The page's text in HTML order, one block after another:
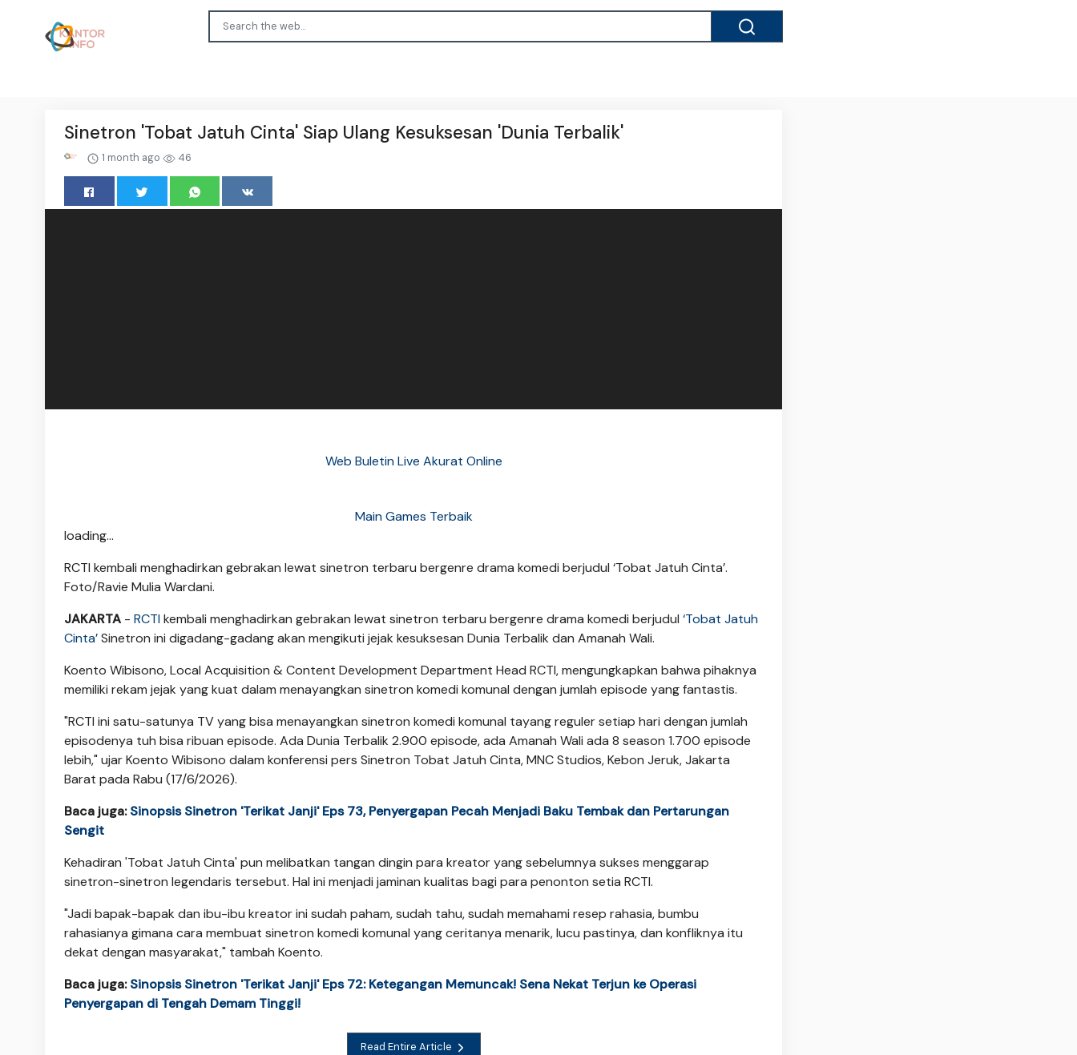
Sinetron 'Tobat Jatuh Cinta' Siap Ulang Kesuksesan 'Dunia Terbalik'
1 month ago 46
Web Buletin Live Akurat Online
Main Games Terbaik
loading...
RCTI kembali menghadirkan gebrakan lewat sinetron terbaru bergenre drama komedi berjudul ‘Tobat Jatuh Cinta’.
Foto/Ravie Mulia Wardani.
JAKARTA - RCTIkembali menghadirkan gebrakan lewat sinetron terbaru bergenre drama komedi berjudul ‘Tobat Jatuh
Cinta’Sinetron ini digadang-gadang akan mengikuti jejak kesuksesan Dunia Terbalik dan Amanah Wali.
Koento Wibisono, Local Acquisition & Content Development Department Head RCTI, mengungkapkan bahwa pihaknya
memiliki rekam jejak yang kuat dalam menayangkan sinetron komedi komunal dengan jumlah episode yang fantastis.
"RCTI ini satu-satunya TV yang bisa menayangkan sinetron komedi komunal tayang reguler setiap hari dengan jumlah
episodenya tuh bisa ribuan episode. Ada Dunia Terbalik 2.900 episode, ada Amanah Wali ada 8 season 1.700 episode
lebih," ujar Koento Wibisono dalam konferensi pers Sinetron Tobat Jatuh Cinta, MNC Studios, Kebon Jeruk, Jakarta
Barat pada Rabu (17/6/2026).
Baca juga:Sinopsis Sinetron 'Terikat Janji' Eps 73, Penyergapan Pecah Menjadi Baku Tembak dan Pertarungan
Sengit
Kehadiran 'Tobat Jatuh Cinta' pun melibatkan tangan dingin para kreator yang sebelumnya sukses menggarap
sinetron-sinetron legendaris tersebut. Hal ini menjadi jaminan kualitas bagi para penonton setia RCTI.
"Jadi bapak-bapak dan ibu-ibu kreator ini sudah paham, sudah tahu, sudah memahami resep rahasia, bumbu
rahasianya gimana cara membuat sinetron komedi komunal yang ceritanya menarik, lucu pastinya, dan konfliknya itu
dekat dengan masyarakat," tambah Koento.
Baca juga:Sinopsis Sinetron 'Terikat Janji' Eps 72: Ketegangan Memuncak! Sena Nekat Terjun ke Operasi
Penyergapan di Tengah Demam Tinggi!
Read Entire Article